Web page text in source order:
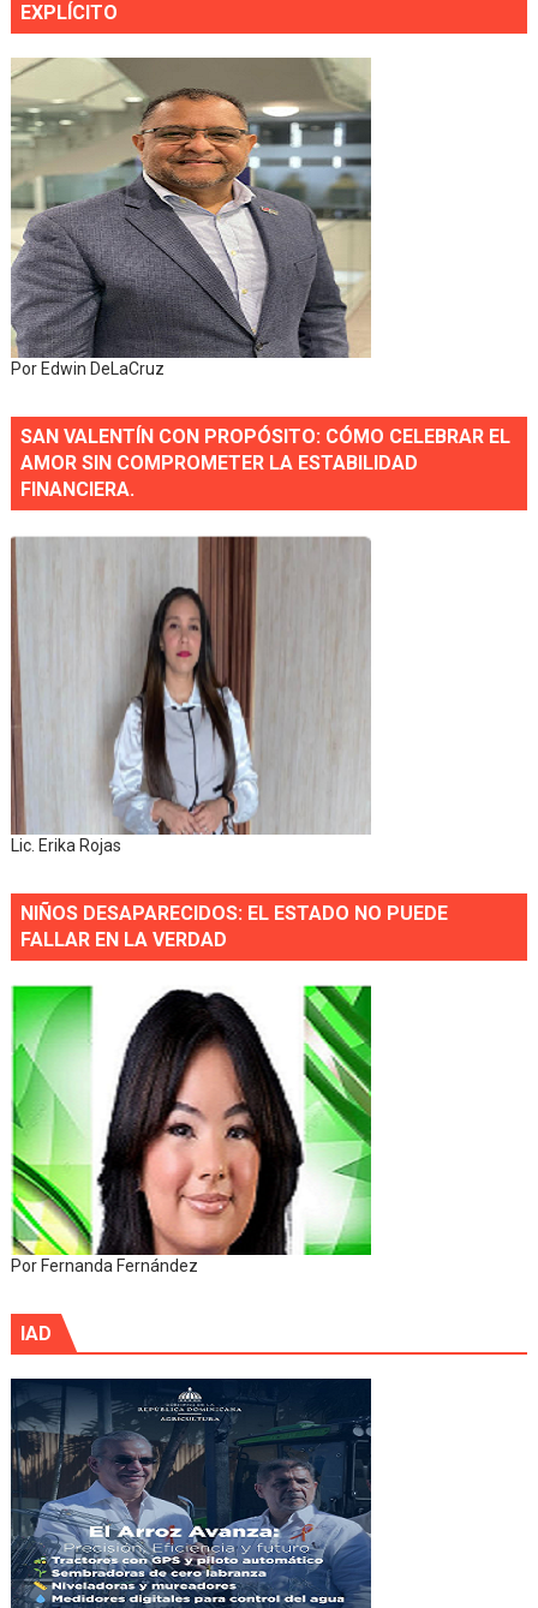
EXPLÍCITO
Por Edwin DeLaCruz
SAN VALENTÍN CON PROPÓSITO: CÓMO CELEBRAR EL
AMOR SIN COMPROMETER LA ESTABILIDAD
FINANCIERA.
Lic. Erika Rojas
NIÑOS DESAPARECIDOS: EL ESTADO NO PUEDE
FALLAR EN LA VERDAD
Por Fernanda Fernández
IAD